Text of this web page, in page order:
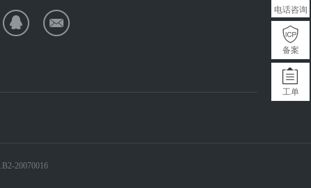
20070016
电话咨询
备案
工单